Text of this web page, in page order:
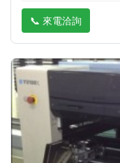
📞 來電洽詢